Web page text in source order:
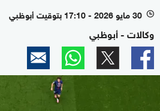
l 30 مايو 2026 - 17:10 بتوقيت أبوظبي
وكالات - أبوظبي